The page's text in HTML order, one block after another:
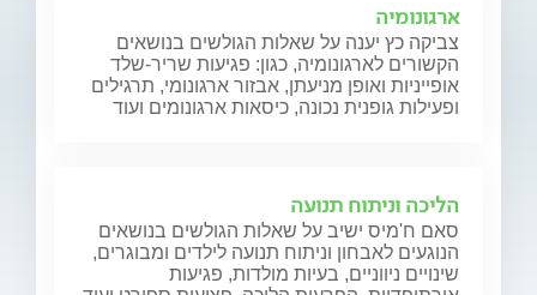
ארגונומיה
צביקה כץ יענה על שאלות הגולשים בנושאים
הקשורים לארגונומיה, כגון: פגיעות שריר-שלד
אופייניות ואופן מניעתן, אבזור ארגונומי, תרגילים
ופעילות גופנית נכונה, כיסאות ארגונומים ועוד
הליכה וניתוח תנועה
סאם ח'מיס ישיב על שאלות הגולשים בנושאים
הנוגעים לאבחון וניתוח תנועה לילדים ומבוגרים,
שינויים ניווניים, בעיות מולדות, פגיעות